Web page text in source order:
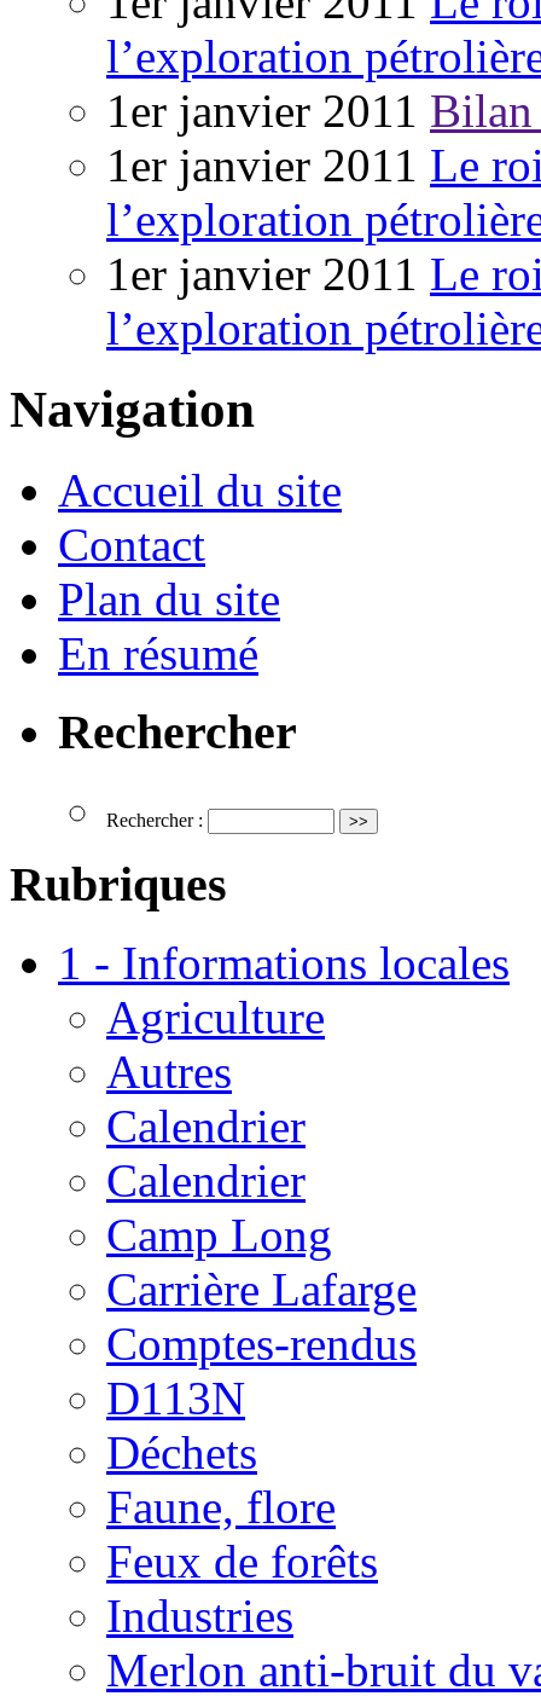
l’exploration
1er janvier 2011 Bilan
1er janvier 2011 Le
l’exploration
1er janvier 2011 Le
l’exploration
Navigation
Accueil du site
Contact
Plan du site
En résumé
Rechercher
Rechercher :
Rubriques
1 - Informations locales
Agriculture
Autres
Calendrier
Calendrier
Camp Long
Carrière Lafarge
Comptes-rendus
D113N
Déchets
Faune, flore
Feux de forêts
Industries
Merlon anti-bruit du